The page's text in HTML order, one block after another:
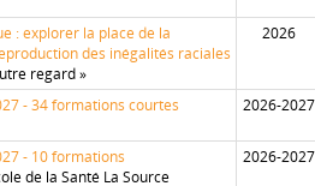
: explorer la place de la
des inégalités raciales
regard »
2026
- 34 formations courtes
2026-2027
- 10 formations
de la Santé La Source
2026-2027